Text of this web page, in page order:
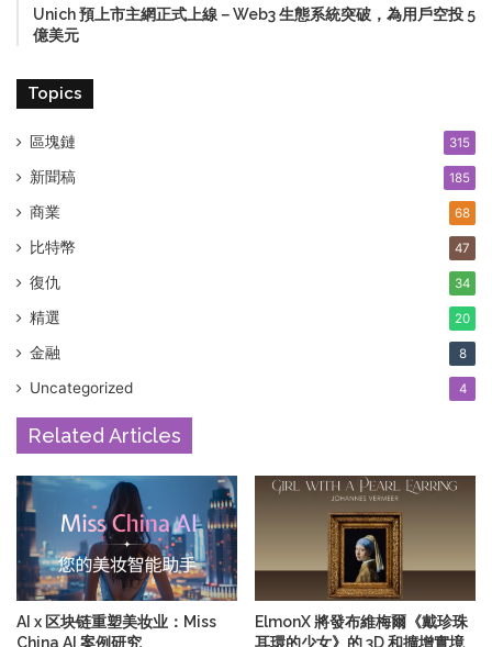
Unich 預上市主網正式上線－Web3 生態系統突破，為用戶空投 5
億美元
Topics
區塊鏈 315
新聞稿 185
商業 68
比特幣 47
復仇 34
精選 20
金融 8
Uncategorized 4
Related Articles
AI x 区块链重塑美妆业：Miss
China AI 案例研究
ElmonX 將發布維梅爾《戴珍珠
耳環的少女》的 3D 和擴增實境